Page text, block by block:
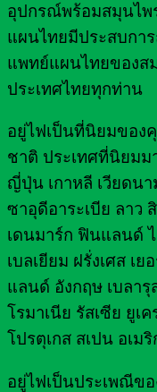
อุปกรณ์พร้อมสมุนไพ
แผนไทยมีประสบกา
แพทย์แผนไทยของส
ประเทศไทยทุกท่าน
อยู่ไฟเป็นที่นิยมขอ
ชาติ ประเทศที่นิยม
ญี่ปุ่น เกาหลี เวียดนา
ซาอุดีอาระเบีย ลาว
เดนมาร์ก ฟินแลนด์
เบลเยียม ฝรั่งเศส เ
แลนด์ อังกฤษ เบลา
โรมาเนีย รัสเซีย ยูเ
โปรตุเกส สเปน อเม
อยู่ไฟเป็นประเพณีข